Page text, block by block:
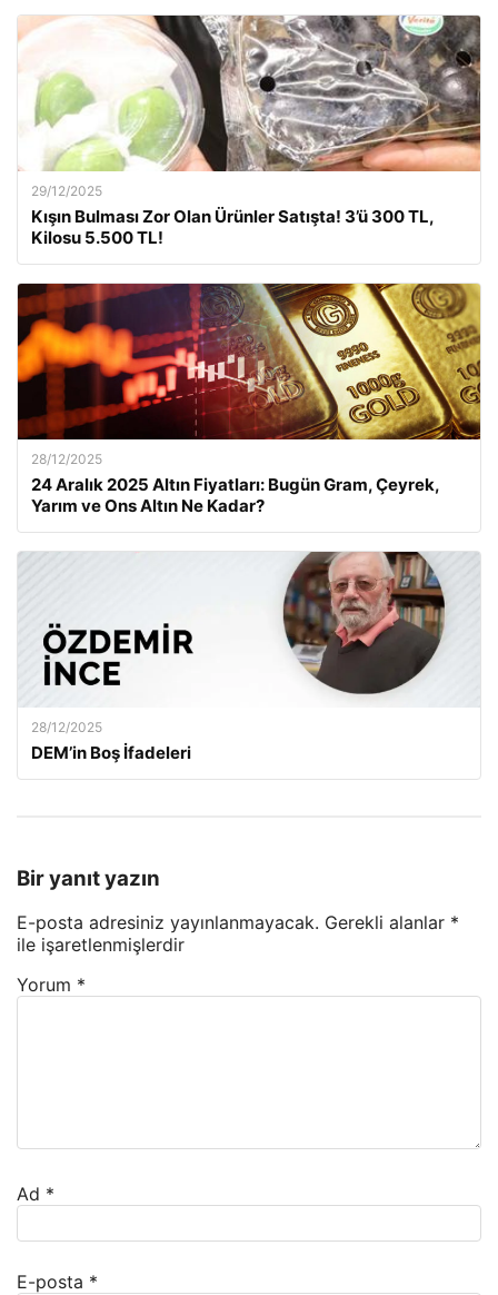
29/12/2025
Kışın Bulması Zor Olan Ürünler Satışta! 3’ü 300 TL,
Kilosu 5.500 TL!
28/12/2025
24 Aralık 2025 Altın Fiyatları: Bugün Gram, Çeyrek,
Yarım ve Ons Altın Ne Kadar?
28/12/2025
DEM’in Boş İfadeleri
Bir yanıt yazın
E-posta adresiniz yayınlanmayacak. Gerekli alanlar *
ile işaretlenmişlerdir
Yorum *
Ad *
E-posta *